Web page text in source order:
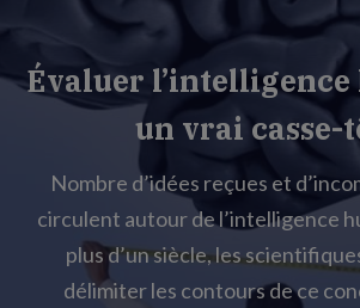
Évaluer
un vrai casse-
Nombre d’idées reçues et
circulent autour de l’intelligence
plus d’un siècle, les
délimiter les contours de ce